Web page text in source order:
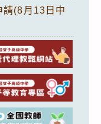
請(8月13日中